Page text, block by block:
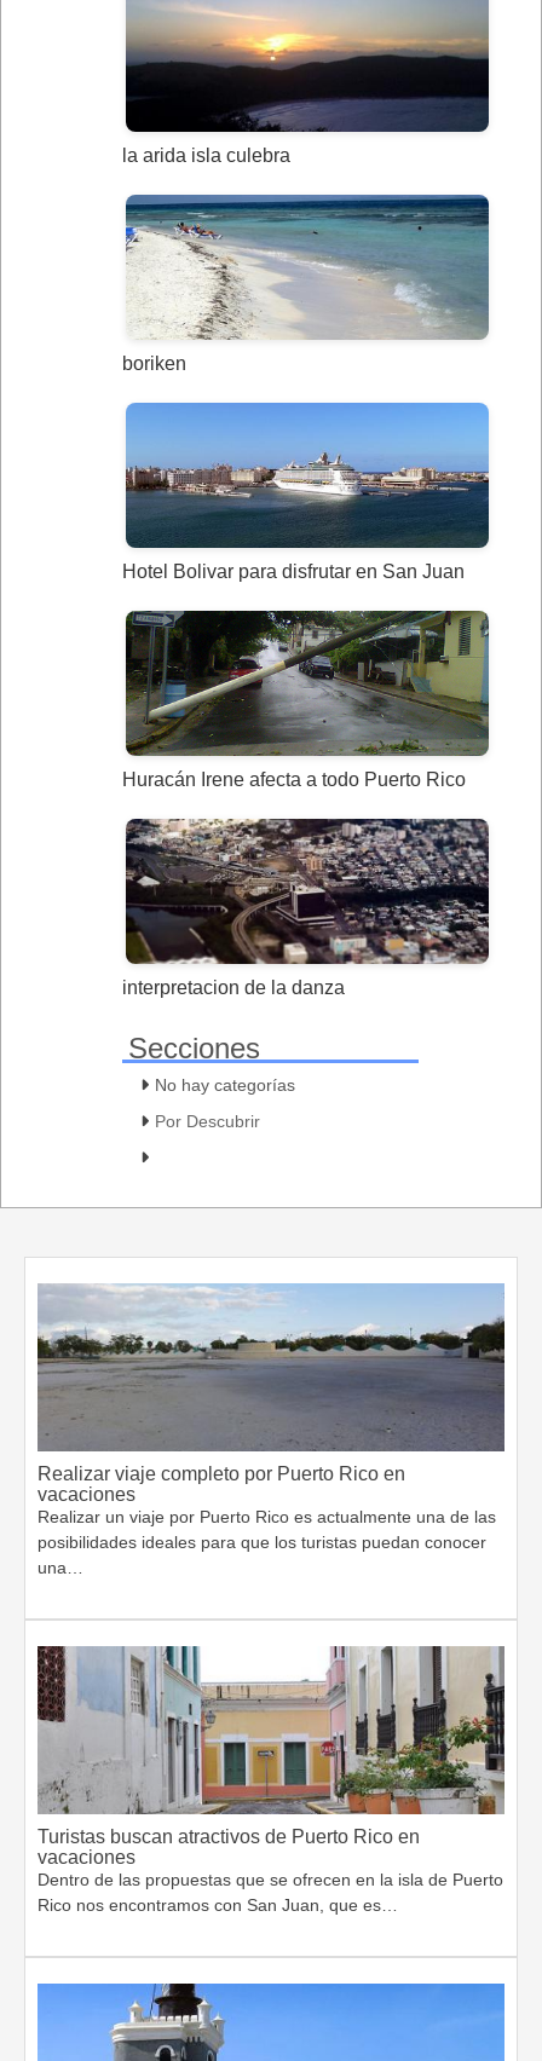
la arida isla culebra
boriken
Hotel Bolivar para disfrutar en San Juan
Huracán Irene afecta a todo Puerto Rico
interpretacion de la danza
Secciones
No hay categorías
Por Descubrir
Realizar viaje completo por Puerto Rico en
vacaciones
Realizar un viaje por Puerto Rico es actualmente una de las
posibilidades ideales para que los turistas puedan conocer
una…
Turistas buscan atractivos de Puerto Rico en
vacaciones
Dentro de las propuestas que se ofrecen en la isla de Puerto
Rico nos encontramos con San Juan, que es…